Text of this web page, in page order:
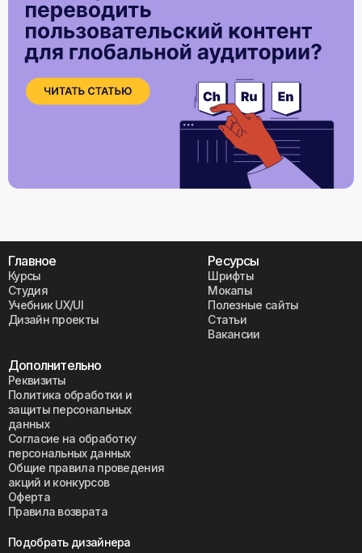
Главное
Курсы
Студия
Учебник UX/UI
Дизайн проекты
Ресурсы
Шрифты
Мокапы
Полезные сайты
Статьи
Вакансии
Дополнительно
Реквизиты
Политика обработки и
защиты персональных
данных
Согласие на обработку
персональных данных
Общие правила проведения
акций и конкурсов
Оферта
Правила возврата
Подобрать дизайнера